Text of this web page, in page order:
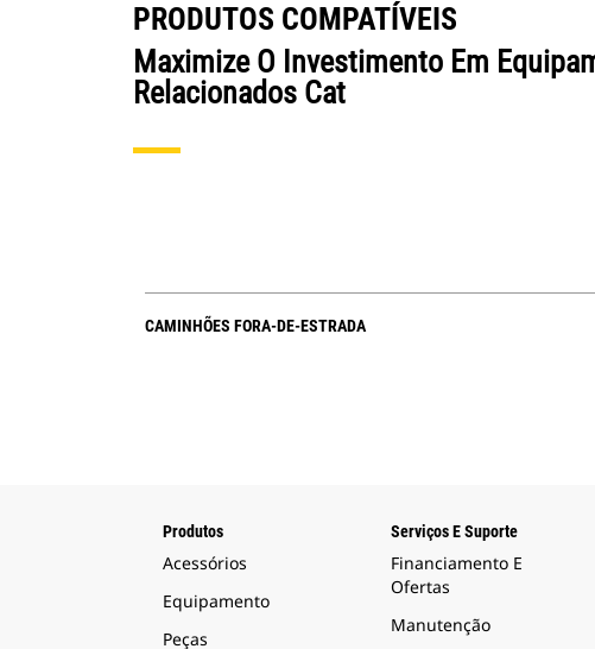
PRODUTOS COMPATÍVEIS
Maximize O Investimento Em
Relacionados Cat
CAMINHÕES FORA-DE-ESTRADA
Produtos
Acessórios
Equipamento
Peças
Serviços E Suporte
Financiamento E
Ofertas
Manutenção